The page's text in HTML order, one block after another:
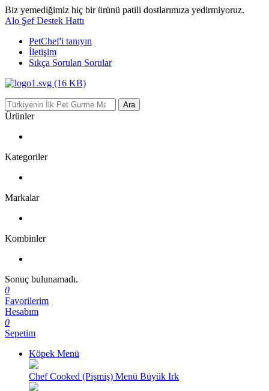
Biz yemediğimiz hiç bir ürünü patili dostlarımıza yedirmiyoruz.
Alo Şef Destek Hattı
PetChef'i tanıyın
İletişim
Sıkça Sorulan Sorular
Ara
Ürünler
Kategoriler
Markalar
Kombinler
Sonuç bulunamadı.
0
Favorilerim
Hesabım
0
Sepetim
Köpek Menü
Chef Cooked (Pişmiş) Menü Büyük Irk